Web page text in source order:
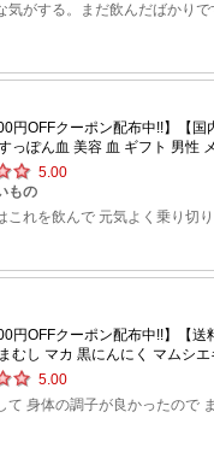
気がする。まだ飲んだばかりで
円OFFクーポン配布中!!】【
っぽん血 美容 血 ギフト 男性
5.00
もの
これを飲んで 元気よく乗り切
円OFFクーポン配布中!!】【
むし マカ 黒にんにく マムシ
5.00
て 身体の調子が良かったので